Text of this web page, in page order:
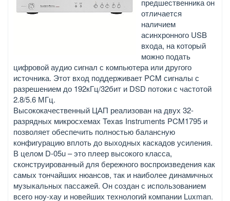
предшественника он
отличается
наличием
асинхронного USB
входа, на который
можно подать
цифровой аудио сигнал с компьютера или другого
источника. Этот вход поддерживает PCM сигналы с
разрешением до 192кГц/32бит и DSD потоки с частотой
2.8/5.6 МГц.
Высококачественный ЦАП реализован на двух 32-
разрядных микросхемах Texas Instruments PCM1795 и
позволяет обеспечить полностью балансную
конфигурацию вплоть до выходных каскадов усиления.
В целом D-05u – это плеер высокого класса,
сконструированный для бережного воспроизведения как
самых тончайших нюансов, так и наиболее динамичных
музыкальных пассажей. Он создан с использованием
всего ноу-хау и новейших технологий компании Luxman.